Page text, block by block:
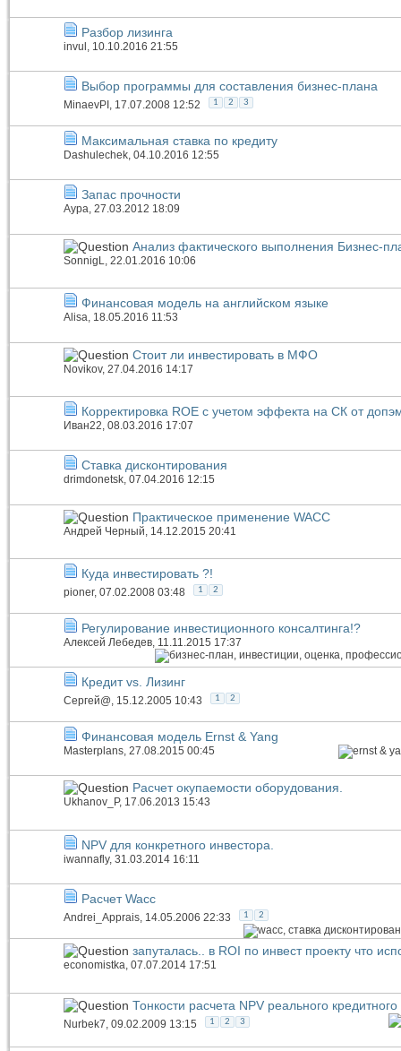
Разбор лизинга
invul , 10.10.2016 21:55
Выбор программы для составления бизнес-плана
MinaevPI , 17.07.2008 12:52 1 2 3
Максимальная ставка по кредиту
Dashulechek , 04.10.2016 12:55
Запас прочности
Аура, 27.03.2012 18:09
Анализ фактического выполнения Бизнес-
SonnigL , 22.01.2016 10:06
Финансовая модель на английском языке
Alisa, 18.05.2016 11:53
Стоит ли инвестировать в МФО
Novikov, 27.04.2016 14:17
Корректировка ROE с учетом эффекта на СК от
Иван22, 08.03.2016 17:07
Ставка дисконтирования
drimdonetsk, 07.04.2016 12:15
Практическое применение WACC
Андрей Черный, 14.12.2015 20:41
Куда инвестировать ?!
pioner, 07.02.2008 03:48 1 2
Регулирование инвестиционного консалтинга!?
Алексей Лебедев, 11.11.2015 17:37
Кредит vs. Лизинг
Сергей@, 15.12.2005 10:43 1 2
Финансовая модель Ernst & Yang
Masterplans, 27.08.2015 00:45
Расчет окупаемости оборудования.
Ukhanov_P, 17.06.2013 15:43
NPV для конкретного инвестора.
iwannafly, 31.03.2014 16:11
Расчет Wacc
Andrei_Apprais, 14.05.2006 22:33 1 2
запуталась.. в ROI по инвест проекту что
economistka, 07.07.2014 17:51
Тонкости расчета NPV реального кредитного
Nurbek7 , 09.02.2009 13:15 1 2 3